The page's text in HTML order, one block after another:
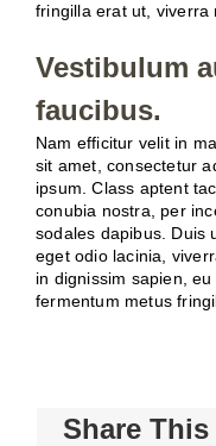
fringilla erat ut, viverra
Vestibulum
faucibus.
Nam efficitur velit in
sit amet, consectetur
ipsum. Class aptent
conubia nostra, per
sodales dapibus. Duis
eget odio lacinia,
in dignissim sapien,
fermentum metus
Share